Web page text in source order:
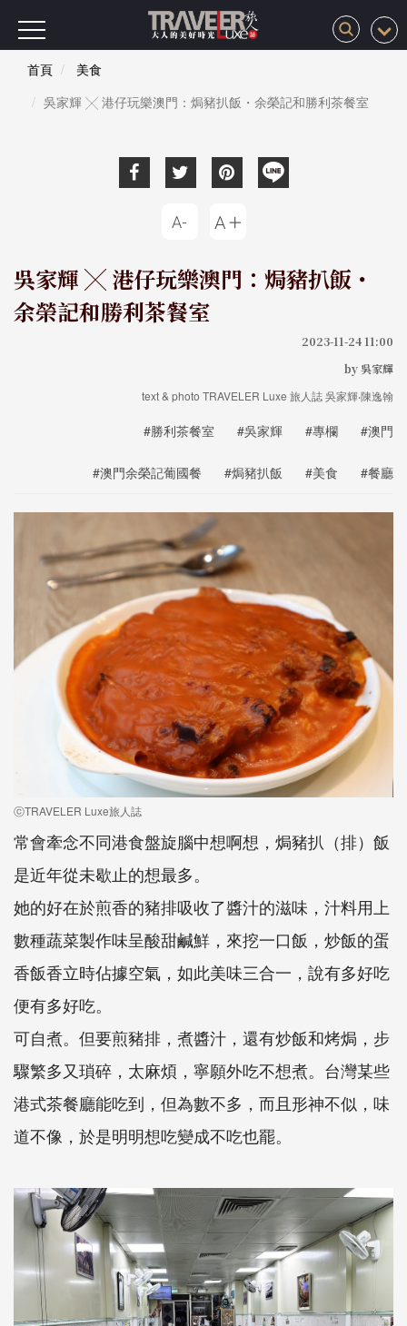
首頁
美食
吳家輝 ╳ 港仔玩樂澳門：焗豬扒飯・余榮記和勝利茶餐室
吳家輝 ╳ 港仔玩樂澳門：焗豬扒飯・
余榮記和勝利茶餐室
2023-11-24 11:00
by 吳家輝
text & photo TRAVELER Luxe 旅人誌 吳家輝‧陳逸翰
#勝利茶餐室 #吳家輝 #專欄 #澳門
#澳門余榮記葡國餐 #焗豬扒飯 #美食 #餐廳
ⓒTRAVELER Luxe旅人誌
常會牽念不同港食盤旋腦中想啊想，焗豬扒（排）飯
是近年從未歇止的想最多。
她的好在於煎香的豬排吸收了醬汁的滋味，汁料用上
數種蔬菜製作味呈酸甜鹹鮮，來挖一口飯，炒飯的蛋
香飯香立時佔據空氣，如此美味三合一，說有多好吃
便有多好吃。
可自煮。但要煎豬排，煮醬汁，還有炒飯和烤焗，步
驟繁多又瑣碎，太麻煩，寧願外吃不想煮。台灣某些
港式茶餐廳能吃到，但為數不多，而且形神不似，味
道不像，於是明明想吃變成不吃也罷。